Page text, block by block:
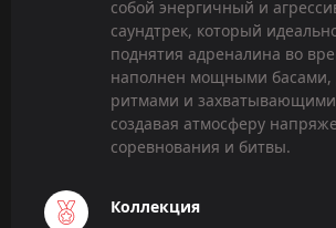
собой энергичный и
саундтрек, который
поднятия адреналина во
наполнен мощными
ритмами и
создавая атмосферу
соревнования и битвы.
Коллекция